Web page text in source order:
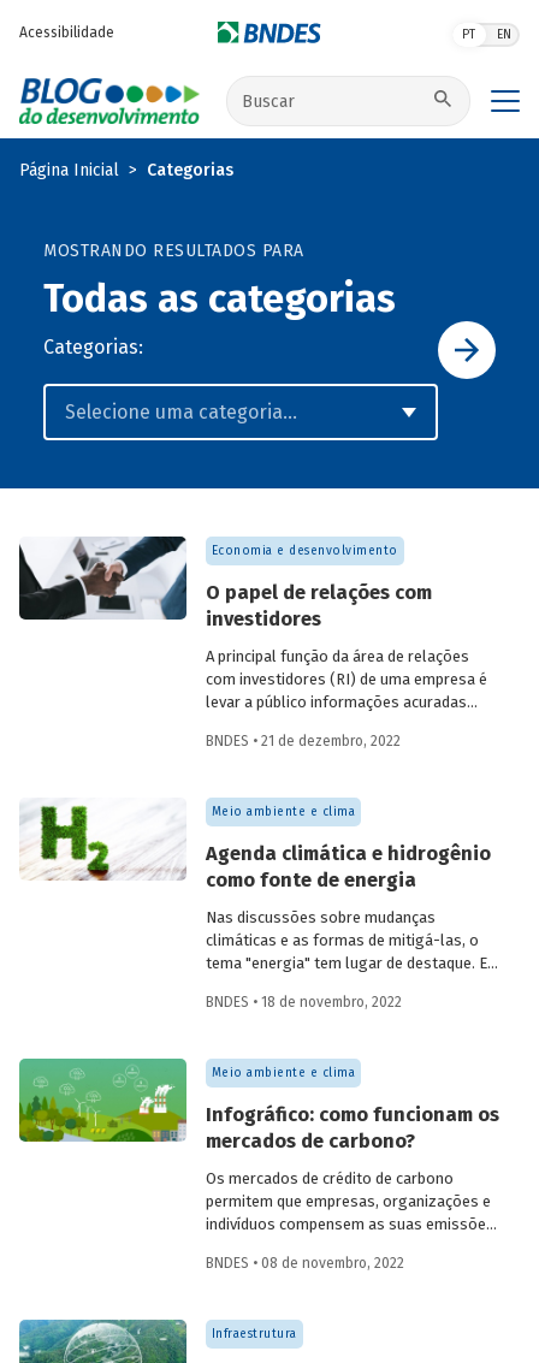
Acessibilidade PT EN
Buscar no site
Página Inicial Categorias
MOSTRANDO RESULTADOS PARA
Todas as categorias
Categorias:
Economia e desenvolvimento
O papel de relações com
investidores
A principal função da área de relações
com investidores (RI) de uma empresa é
levar a público informações acuradas
melhores padrões de divulgação, de
de maneira eficiente.
BNDES • 21 de dezembro, 2022
Meio ambiente e clima
Agenda climática e hidrogênio
como fonte de energia
Nas discussões sobre mudanças
climáticas e as formas de mitigá-las, o
tema "energia" tem lugar de destaque. Em
agora, os resultados não têm se
aumento médio da temperatura do
planeta. É nesse contexto, em que as
agendas ambiental e climática se impõem
e em que alcançar a neutralidade nas
emissões de carbono é fundamental, que
o hidrogênio ganha centralidade.
BNDES • 18 de novembro, 2022
Meio ambiente e clima
Infográfico: como funcionam os
mercados de carbono?
Os mercados de crédito de carbono
permitem que empresas, organizações e
indivíduos compensem as suas emissões
da aquisição de créditos gerados por
captura de carbono. A ideia por trás deles
é transferir o custo social das emissões
BNDES • 08 de novembro, 2022
Infraestrutura